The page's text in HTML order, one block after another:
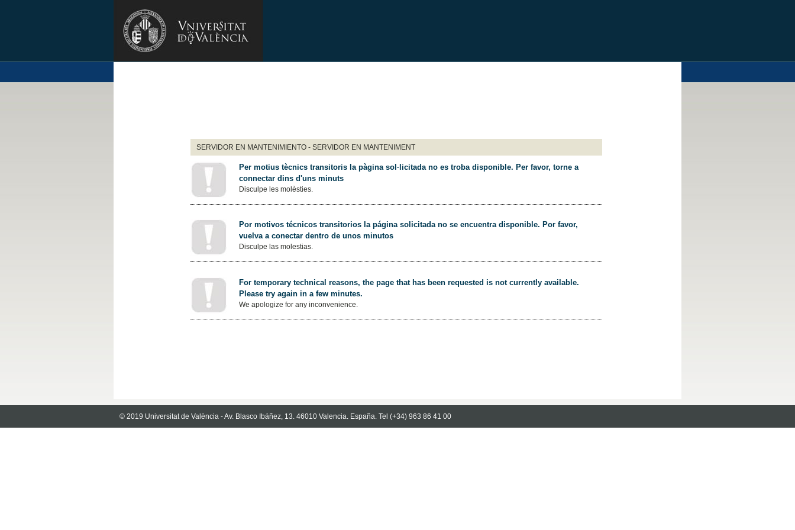
SERVIDOR EN MANTENIMIENTO - SERVIDOR EN MANTENIMENT
Per motius tècnics transitoris la pàgina sol·licitada no es troba disponible. Per favor, torne a
connectar dins d'uns minuts
Disculpe les molèsties.
Por motivos técnicos transitorios la página solicitada no se encuentra disponible. Por favor,
vuelva a conectar dentro de unos minutos
Disculpe las molestias.
For temporary technical reasons, the page that has been requested is not currently available.
Please try again in a few minutes.
We apologize for any inconvenience.
© 2019 Universitat de València - Av. Blasco Ibáñez, 13. 46010 Valencia. España. Tel (+34) 963 86 41 00